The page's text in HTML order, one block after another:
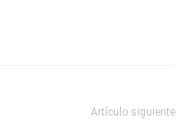
Artículo siguiente